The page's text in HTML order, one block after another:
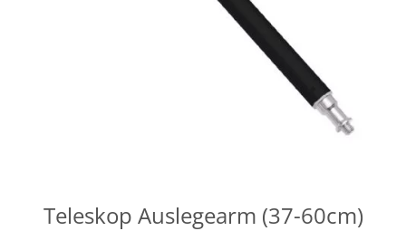
Teleskop Auslegearm (37-60cm)